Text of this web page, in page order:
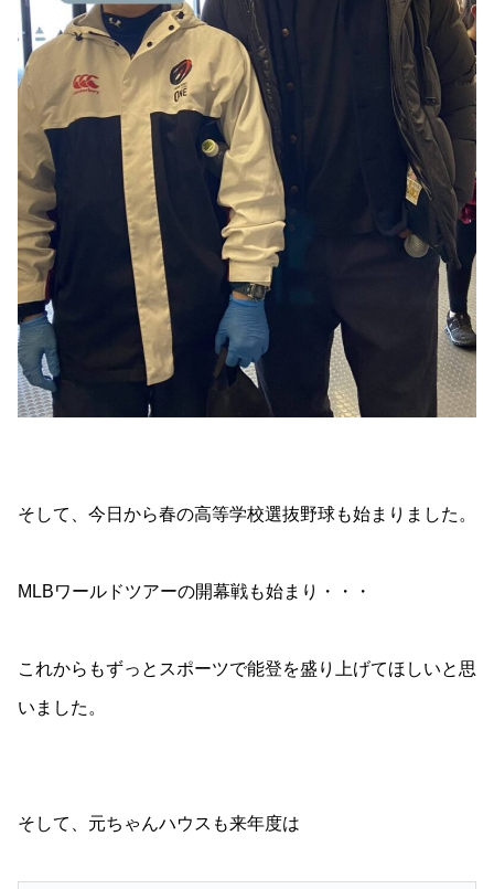
そして、今日から春の高等学校選抜野球も始まりました。
MLBワールドツアーの開幕戦も始まり・・・
これからもずっとスポーツで能登を盛り上げてほしいと思
いました。
そして、元ちゃんハウスも来年度は